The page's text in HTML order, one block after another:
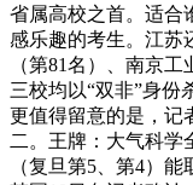
省属高校之首。适合
感乐趣的考生。江苏
（第81名）、南京
三校均以“双非”身份
更值得留意的是，记
二。王牌：大气科学
（复旦第5、第4）能